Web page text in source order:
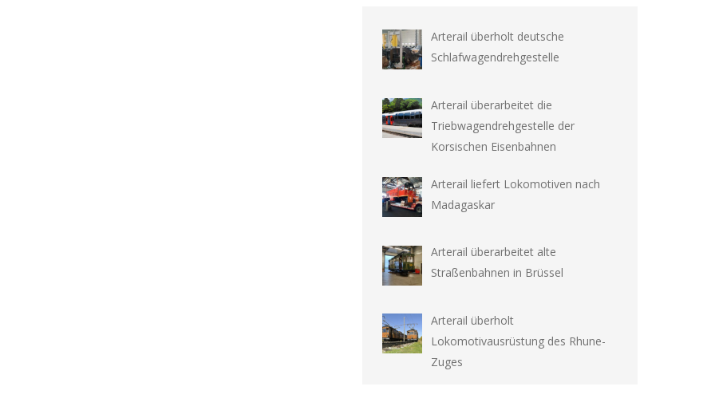
Arterail überholt deutsche
Schlafwagendrehgestelle
Arterail überarbeitet die
Triebwagendrehgestelle der
Korsischen Eisenbahnen
Arterail liefert Lokomotiven nach
Madagaskar
Arterail überarbeitet alte
Straßenbahnen in Brüssel
Arterail überholt
Lokomotivausrüstung des Rhune-
Zuges